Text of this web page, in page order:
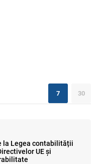
7 30
la Legea contabilității
UE și